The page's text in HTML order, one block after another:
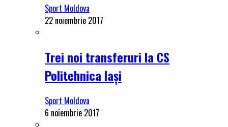
Sport Moldova
22 noiembrie 2017
Trei noi transferuri la CS
Politehnica Iași
Sport Moldova
6 noiembrie 2017